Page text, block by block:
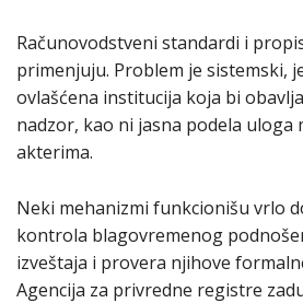
Računovodstveni standardi i
primenjuju. Problem je sistemski,
ovlašćena institucija koja bi
nadzor, kao ni jasna podela uloga
akterima.
Neki mehanizmi funkcionišu vrlo
kontrola blagovremenog
izveštaja i provera njihove
Agencija za privredne registre